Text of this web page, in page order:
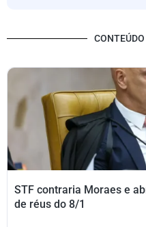
STF contraria Moraes e
de réus do 8/1